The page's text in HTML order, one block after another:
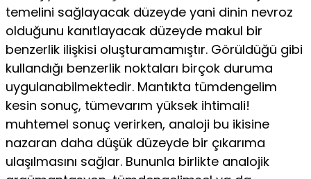
temelini sağlayacak düzeyde yani dinin nevroz
olduğunu kanıtlayacak düzeyde makul bir
benzerlik ilişkisi oluşturamamıştır. Görüldüğü gibi
kullandı­ğı benzerlik noktaları birçok duruma
uygulanabilmektedir. Mantıkta tümdengelim
kesin sonuç, tümevarım yüksek ih­timali!
muhtemel sonuç verirken, analoji bu ikisine
nazaran daha düşük düzeyde bir çıkarıma
ulaşılmasını sağlar. Bu­nunla birlikte analojik